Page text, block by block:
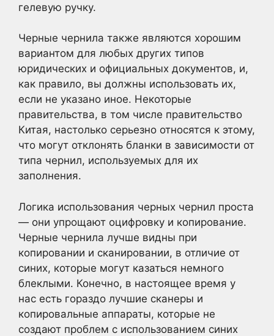
гелевую ручку.
Черные чернила также являются хорошим
вариантом для любых других типов
юридических и официальных документов, и,
как правило, вы должны использовать их,
если не указано иное. Некоторые
правительства, в том числе правительство
Китая, настолько серьезно относятся к этому,
что могут отклонять бланки в зависимости от
типа чернил, используемых для их
заполнения.
Логика использования черных чернил проста
— они упрощают оцифровку и копирование.
Черные чернила лучше видны при
копировании и сканировании, в отличие от
синих, которые могут казаться немного
блеклыми. Конечно, в настоящее время у
нас есть гораздо лучшие сканеры и
копировальные аппараты, которые не
создают проблем с использованием синих